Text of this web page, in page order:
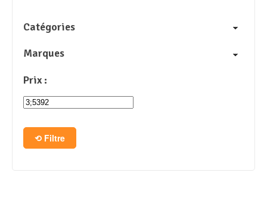
Catégories
Marques
Prix :
Filtre